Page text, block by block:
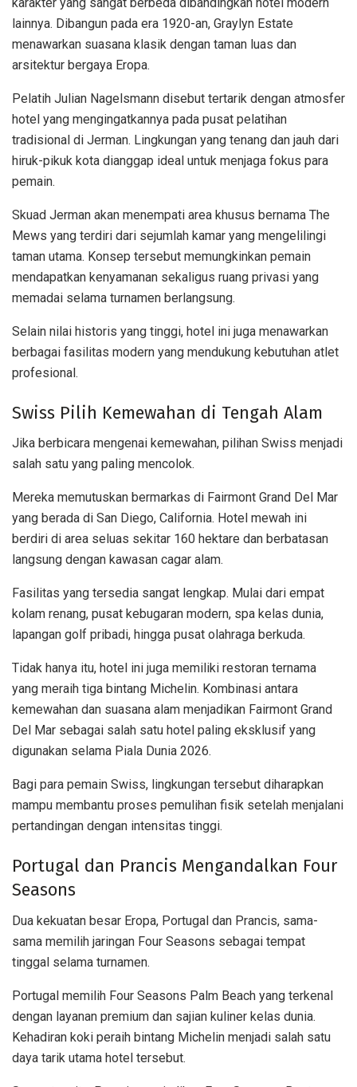
lainnya. Dibangun pada era 1920-an, Graylyn Estate
menawarkan suasana klasik dengan taman luas dan
arsitektur bergaya Eropa.
Pelatih Julian Nagelsmann disebut tertarik dengan atmosfer
hotel yang mengingatkannya pada pusat pelatihan
tradisional di Jerman. Lingkungan yang tenang dan jauh dari
hiruk-pikuk kota dianggap ideal untuk menjaga fokus para
pemain.
Skuad Jerman akan menempati area khusus bernama The
Mews yang terdiri dari sejumlah kamar yang mengelilingi
taman utama. Konsep tersebut memungkinkan pemain
mendapatkan kenyamanan sekaligus ruang privasi yang
memadai selama turnamen berlangsung.
Selain nilai historis yang tinggi, hotel ini juga menawarkan
berbagai fasilitas modern yang mendukung kebutuhan atlet
profesional.
Swiss Pilih Kemewahan di Tengah Alam
Jika berbicara mengenai kemewahan, pilihan Swiss menjadi
salah satu yang paling mencolok.
Mereka memutuskan bermarkas di Fairmont Grand Del Mar
yang berada di San Diego, California. Hotel mewah ini
berdiri di area seluas sekitar 160 hektare dan berbatasan
langsung dengan kawasan cagar alam.
Fasilitas yang tersedia sangat lengkap. Mulai dari empat
kolam renang, pusat kebugaran modern, spa kelas dunia,
lapangan golf pribadi, hingga pusat olahraga berkuda.
Tidak hanya itu, hotel ini juga memiliki restoran ternama
yang meraih tiga bintang Michelin. Kombinasi antara
kemewahan dan suasana alam menjadikan Fairmont Grand
Del Mar sebagai salah satu hotel paling eksklusif yang
digunakan selama Piala Dunia 2026.
Bagi para pemain Swiss, lingkungan tersebut diharapkan
mampu membantu proses pemulihan fisik setelah menjalani
pertandingan dengan intensitas tinggi.
Portugal dan Prancis Mengandalkan Four
Seasons
Dua kekuatan besar Eropa, Portugal dan Prancis, sama-
sama memilih jaringan Four Seasons sebagai tempat
tinggal selama turnamen.
Portugal memilih Four Seasons Palm Beach yang terkenal
dengan layanan premium dan sajian kuliner kelas dunia.
Kehadiran koki peraih bintang Michelin menjadi salah satu
daya tarik utama hotel tersebut.